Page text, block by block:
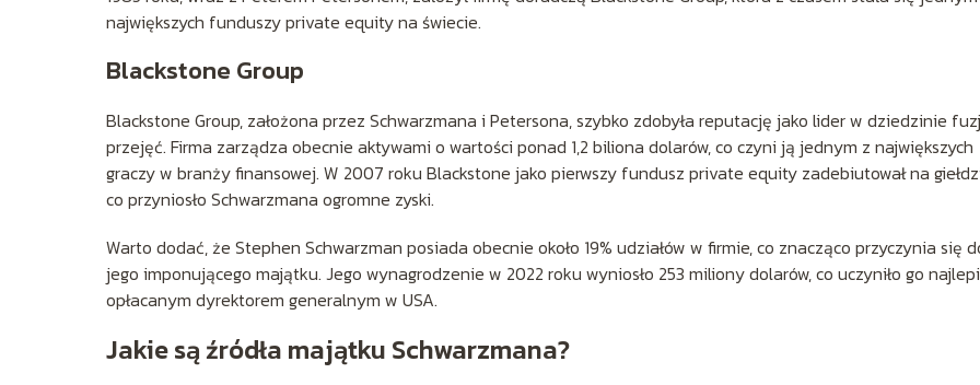
największych funduszy private equity na świecie.
Blackstone Group
Blackstone Group, założona przez Schwarzmana i Petersona, szybko zdobyła reputację jako lider w dziedzinie
przejęć. Firma zarządza obecnie aktywami o wartości ponad 1,2 biliona dolarów, co czyni ją jednym z największych
graczy w branży finansowej. W 2007 roku Blackstone jako pierwszy fundusz private equity zadebiutował na
co przyniosło Schwarzmana ogromne zyski.
Warto dodać, że Stephen Schwarzman posiada obecnie około 19% udziałów w firmie, co znacząco przyczynia się
jego imponującego majątku. Jego wynagrodzenie w 2022 roku wyniosło 253 miliony dolarów, co uczyniło go
opłacanym dyrektorem generalnym w USA.
Jakie są źródła majątku Schwarzmana?